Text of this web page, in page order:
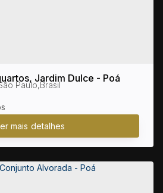
Jardim Dulce - Poá
Paulo,Brasil